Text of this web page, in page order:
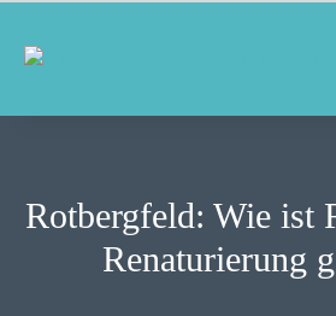
Rotbergfeld: Wie ist
Renaturierung
UNSERE ARBEIT
AUSSCHÜSSE
AKTUELLES